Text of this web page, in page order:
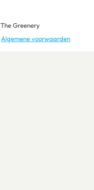
The Greenery
Algemene voorwaarden